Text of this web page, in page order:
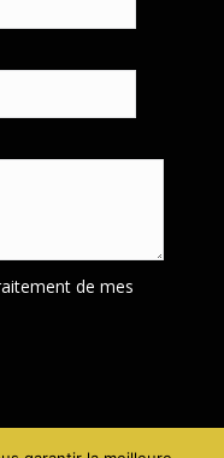
de mes